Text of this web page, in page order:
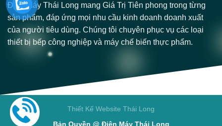
Điện Máy Thái Long mang Giá Trị Tiên phong trong từng
sản phẩm, đáp ứng mọi nhu cầu kinh doanh doanh xuất
của người tiêu dùng. Chúng tôi chuyên phục vụ các loại
thiết bị bếp công nghiệp và máy chế biến thực phẩm.
Thiết Kế Website Thái Long
Bản Quyền @ Điện Máy Thái Long